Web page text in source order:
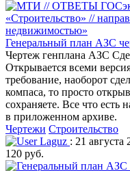
Генеральный план АЗС
Чертеж генплана АЗС
Открывается всеми
требование, наоборот
компаса, то просто
сохраняете. Все что есть
в приложенном архиве.
Чертежи Строительство
Laguz : 21 августа
120 руб.